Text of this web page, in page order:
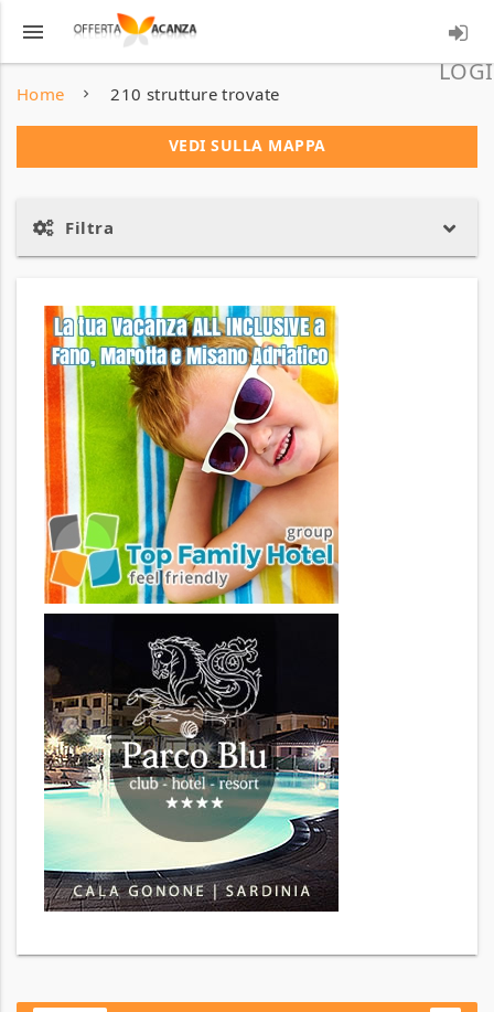
menu
Home 210 strutture trovate
VEDI SULLA MAPPA
Filtra